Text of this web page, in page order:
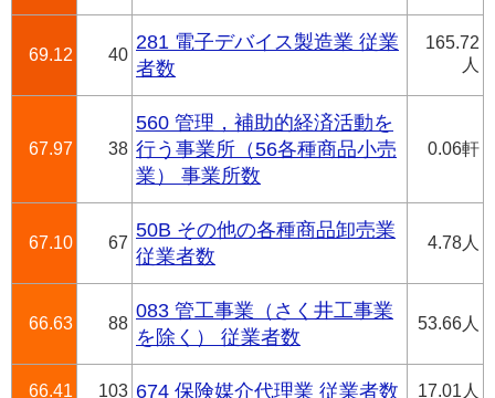
69.12 40
281 電子デバイス製造業 従業
者数
165.72
人
67.97 38
560 管理，補助的経済活動を
行う事業所（56各種商品小売
業） 事業所数
0.06軒
67.10 67
50B その他の各種商品卸売業
従業者数
4.78人
66.63 88
083 管工事業（さく井工事業
を除く） 従業者数
53.66人
66.41 103 674 保険媒介代理業 従業者数 17.01人